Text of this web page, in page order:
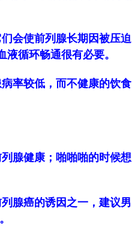
会使前列腺长期因被压迫
循环畅通很有必要。
率较低，而不健康的饮食
腺健康；啪啪啪的时候想
腺癌的诱因之一，建议男